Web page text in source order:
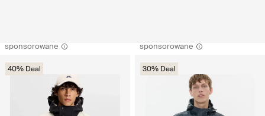
sponsorowane
40% Deal
sponsorowane
30% Deal